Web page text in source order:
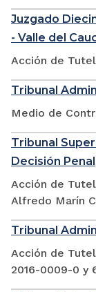
Juzgado
- Valle del
Acción de
Tribunal
Medio de
Tribunal
Decisión Penal
Acción de
Alfredo Marín
Tribunal
Acción de
2016-0009-0 y